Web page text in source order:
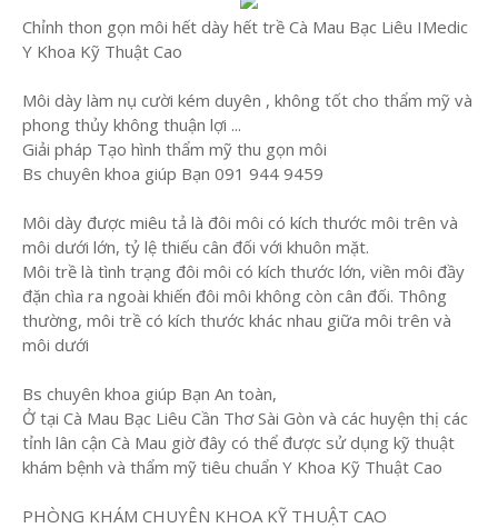
Chỉnh thon gọn môi hết dày hết trề Cà Mau Bạc Liêu IMedic
Y Khoa Kỹ Thuật Cao
Môi dày làm nụ cười kém duyên , không tốt cho thẩm mỹ và
phong thủy không thuận lợi ...
Giải pháp Tạo hình thẩm mỹ thu gọn môi
Bs chuyên khoa giúp Bạn 091 944 9459
Môi dày được miêu tả là đôi môi có kích thước môi trên và
môi dưới lớn, tỷ lệ thiếu cân đối với khuôn mặt.
Môi trề là tình trạng đôi môi có kích thước lớn, viền môi đầy
đặn chìa ra ngoài khiến đôi môi không còn cân đối. Thông
thường, môi trề có kích thước khác nhau giữa môi trên và
môi dưới
Bs chuyên khoa giúp Bạn An toàn,
Ở tại Cà Mau Bạc Liêu Cần Thơ Sài Gòn và các huyện thị các
tỉnh lân cận Cà Mau giờ đây có thể được sử dụng kỹ thuật
khám bệnh và thẩm mỹ tiêu chuẩn Y Khoa Kỹ Thuật Cao
PHÒNG KHÁM CHUYÊN KHOA KỸ THUẬT CAO